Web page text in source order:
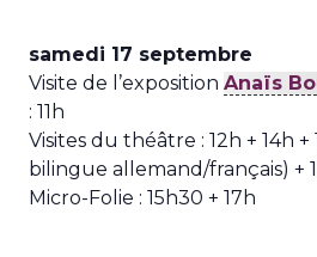
samedi 17 septembre
Visite de l’exposition Anaïs
: 11h
Visites du théâtre : 12h + 14h +
bilingue allemand/français) +
Micro-Folie : 15h30 + 17h